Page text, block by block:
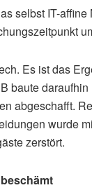
selbst IT-
Es ist das
baute
abgeschafft.
wurde
zerstört.